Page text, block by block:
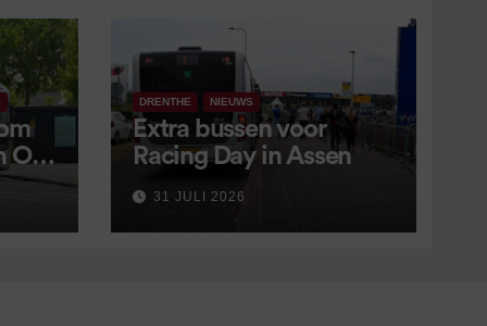
OV
9
DRENTHE NIEUWS
Extra bussen voor
Racing Day in Assen
31 JULI 2026